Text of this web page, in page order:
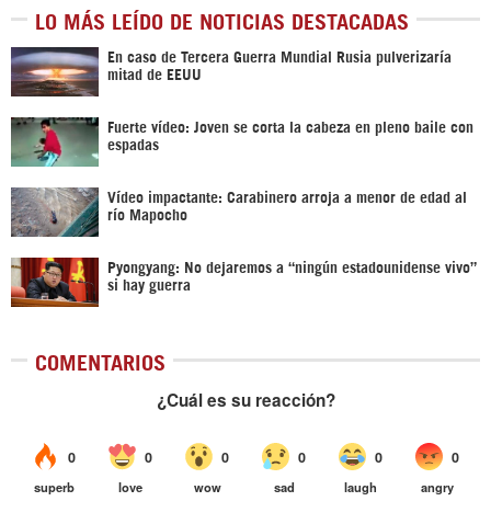
LO MÁS LEÍDO DE NOTICIAS DESTACADAS
En caso de Tercera Guerra Mundial Rusia pulverizaría
mitad de EEUU
Fuerte vídeo: Joven se corta la cabeza en pleno baile con
espadas
Vídeo impactante: Carabinero arroja a menor de edad al
río Mapocho
Pyongyang: No dejaremos a “ningún estadounidense vivo”
si hay guerra
COMENTARIOS